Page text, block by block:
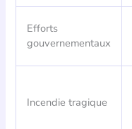
Efforts
gouvernementaux
Incendie tragique